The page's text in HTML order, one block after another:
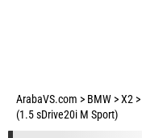
ArabaVS.com > BMW >X2 >
(1.5 sDrive20i M Sport)